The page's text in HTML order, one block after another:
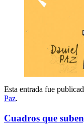
Esta entrada fue
Paz.
Cuadros que